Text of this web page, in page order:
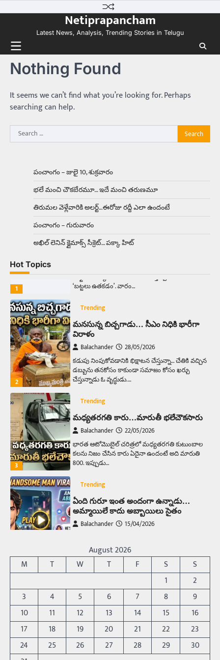
to
Netiprapancham
Latest News, Analysis, Trending Stories in Telugu
Nothing Found
It seems we can’t find what you’re looking for. Perhaps
searching can help.
Search
for:
పంచాంగం – జులై 10, శుక్రవారం
భలే మంచి చౌకబేరమూ… ఇదే మంచి తరుణమూ
తిరుమల వెళ్లేవారికి అలర్ట్‌…ఈరోజు రద్దీ ఎలా ఉందంటే
పంచాంగం – గురువారం
అఖిల్‌ లెనిన్ క్లైమాక్స్‌ సీక్రెట్‌… పక్కా హిట్‌
Hot Topics
కలను నిజం చేసిన కారు ఏదైనా ఉందంటే అది మారుతి
800. ఇప్పుడు…
4
Trending
ఏంది గురూ ఇంత అందంగా ఉన్నాడు…
అమ్మాయిలే కాదు అబ్బాయిలు సైతం
Balachander
అందమైన అమ్మాయిని పుత్తడి బొమ్మఅని లేదా బాపూ
బోమ్మ అని పిలుస్తాం. స్పెయిన్‌ అమ్మాయిలు చాలా
అందంగా ఉంటారనే నానుడి…
Balachander
ఉత్తర ప్రదేశ్‌లోని ఝాన్సీ జిల్లాలో ఒక వింతైన రోడ్డు
ప్రమాదం చోటుచేసుకుంది. ఝాన్సీ–కాన్పూర్ జాతీయ
రహదారిపై వేల సంఖ్యలో బీరు…
1
Trending
అక్కడ ఆదివారం బట్టలు ఉతికితే…జైలుకే
సాఫ్ట్‌వేర్ ఉద్యోగి వరకు అందరికీ గుర్తొచ్చే మొదటి పని
‘బట్టలు ఉతకడం’. వారం…
2
Trending
మనసున్న బిచ్చగాడు… సీఎం నిధికి భారీగా
విరాళం
Balachander 28/05/2026
కడుపు నింపుకోవడానికి భిక్షాటన చేస్తున్నా… చేతికి వచ్చిన
డబ్బును తనకోసం కాకుండా సమాజం కోసం ఖర్చు
చేస్తున్నాడు ఓ వృద్ధుడు.…
3
Trending
మధ్యతరగతి కారు…మారుతీ భలేచౌకసారు
Balachander 22/05/2026
భారత ఆటోమొబైల్ చరిత్రలో మధ్యతరగతి కుటుంబాల
కలను నిజం చేసిన కారు ఏదైనా ఉందంటే అది మారుతి
800. ఇప్పుడు…
4
Trending
ఏంది గురూ ఇంత అందంగా ఉన్నాడు…
అమ్మాయిలే కాదు అబ్బాయిలు సైతం
Balachander 15/04/2026
బోమ్మ అని పిలుస్తాం. స్పెయిన్‌ అమ్మాయిలు చాలా
అందంగా ఉంటారనే నానుడి…
5
రోడ్డుపై ఏరులై పారిన బీర్లు… ఘాటుతో
మండుతున్న నోర్లు
Balachander 15/04/2026
ఉత్తర ప్రదేశ్‌లోని ఝాన్సీ జిల్లాలో ఒక వింతైన రోడ్డు
ప్రమాదం చోటుచేసుకుంది. ఝాన్సీ–కాన్పూర్ జాతీయ
రహదారిపై వేల సంఖ్యలో బీరు…
August 2026
M
T W T F S
S
1
2
3
4 5 6 7 8
9
10
11 12 13 14 15
16
17
18 19 20 21 22
23
24
25 26 27 28 29
30